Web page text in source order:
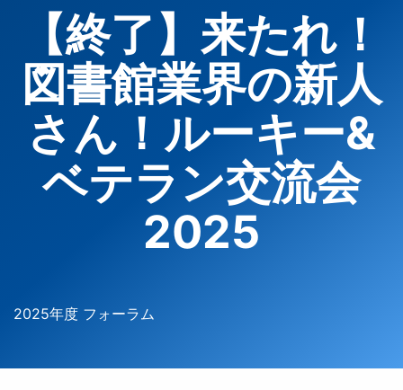
【終了】来たれ！
図書館業界の新人
さん！ルーキー&
ベテラン交流会
2025
2025年度 フォーラム